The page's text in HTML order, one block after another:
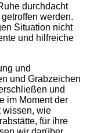
durchdacht
werden.
Situation nicht
und hilfreiche
und
und Grabzeichen
und
im Moment der
wissen, wie
für ihre